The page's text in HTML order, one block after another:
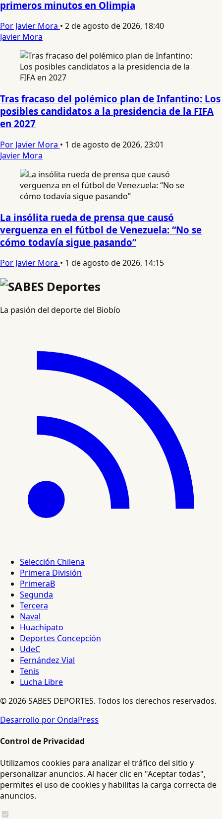
primeros minutos en Olimpia
Por Javier Mora • 2 de agosto de 2026, 18:40
Javier Mora
Tras fracaso del polémico plan de Infantino: Los
posibles candidatos a la presidencia de la FIFA
en 2027
Por Javier Mora • 1 de agosto de 2026, 23:01
Javier Mora
La insólita rueda de prensa que causó
verguenza en el fútbol de Venezuela: “No se
cómo todavía sigue pasando”
Por Javier Mora • 1 de agosto de 2026, 14:15
La pasión del deporte del Biobío
Selección Chilena
Primera División
PrimeraB
Segunda
Tercera
Naval
Huachipato
Deportes Concepción
UdeC
Fernández Vial
Tenis
Lucha Libre
© 2026 SABES DEPORTES. Todos los derechos reservados.
Desarrollo por OndaPress
Control de Privacidad
Utilizamos cookies para analizar el tráfico del sitio y
personalizar anuncios. Al hacer clic en "Aceptar todas",
permites el uso de cookies y habilitas la carga correcta de
anuncios.